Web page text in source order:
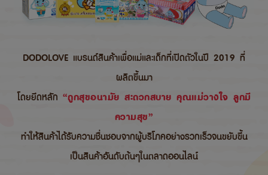
DODOLOVE แบรนด์สินค้าเพื่อแม่และเด็กที่เปิดตัวในปี 2019 ที่
ผลิตขึ้นมา
โดยยึดหลัก “ถูกสุขอนามัย สะดวกสบาย คุณแม่วางใจ ลูกมี
ความสุข”
ทำให้สินค้าได้รับความชื่นชอบจากผู้บริโภคอย่างรวกเร็วจนขยับขึ้น
เป็นสินค้าอันดับต้นๆในตลาดออนไลน์